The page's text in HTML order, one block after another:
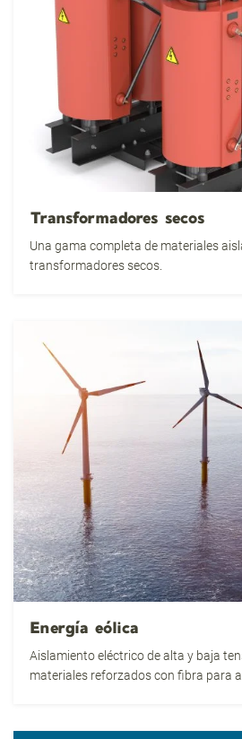
Transformadores secos
Una gama completa de materiales
transformadores secos.
Energía eólica
Aislamiento eléctrico de alta y baja
materiales reforzados con fibra para